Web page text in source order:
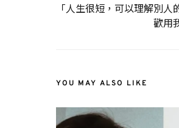
「人生很短，可以理解別
歡用
YOU MAY ALSO LIKE